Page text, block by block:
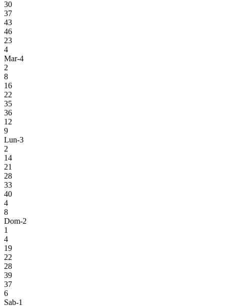
30
37
43
46
23
4
Mar-4
2
8
16
22
35
36
12
9
Lun-3
2
14
21
28
33
40
4
8
Dom-2
1
4
19
22
28
39
37
6
Sab-1